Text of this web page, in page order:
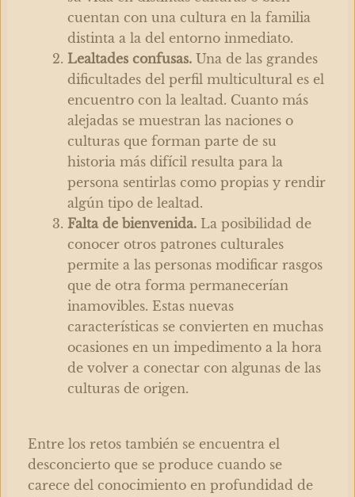
cuentan con una cultura en la familia
distinta a la del entorno inmediato.
Lealtades confusas.Una de las grandes
dificultades del perfil multicultural es el
encuentro con la lealtad. Cuanto más
alejadas se muestran las naciones o
culturas que forman parte de su
historia más difícil resulta para la
persona sentirlas como propias y rendir
algún tipo de lealtad.
Falta de bienvenida.La posibilidad de
conocer otros patrones culturales
permite a las personas modificar rasgos
que de otra forma permanecerían
inamovibles. Estas nuevas
características se convierten en muchas
ocasiones en un impedimento a la hora
de volver a conectar con algunas de las
culturas de origen.
Entre los retos también se encuentra el
desconcierto que se produce cuando se
carece del conocimiento en profundidad de